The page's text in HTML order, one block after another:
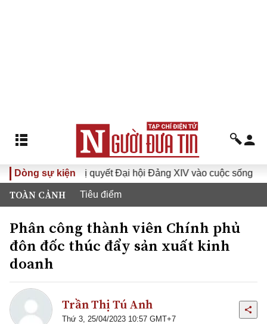
Dòng sự kiện
Đưa Nghị quyết Đại hội Đảng XIV vào cuộc sống
TOÀN CẢNH Tiêu điểm
Phân công thành viên Chính phủ
đôn đốc thúc đẩy sản xuất kinh
doanh
Trần Thị Tú Anh
Thứ 3, 25/04/2023 10:57 GMT+7